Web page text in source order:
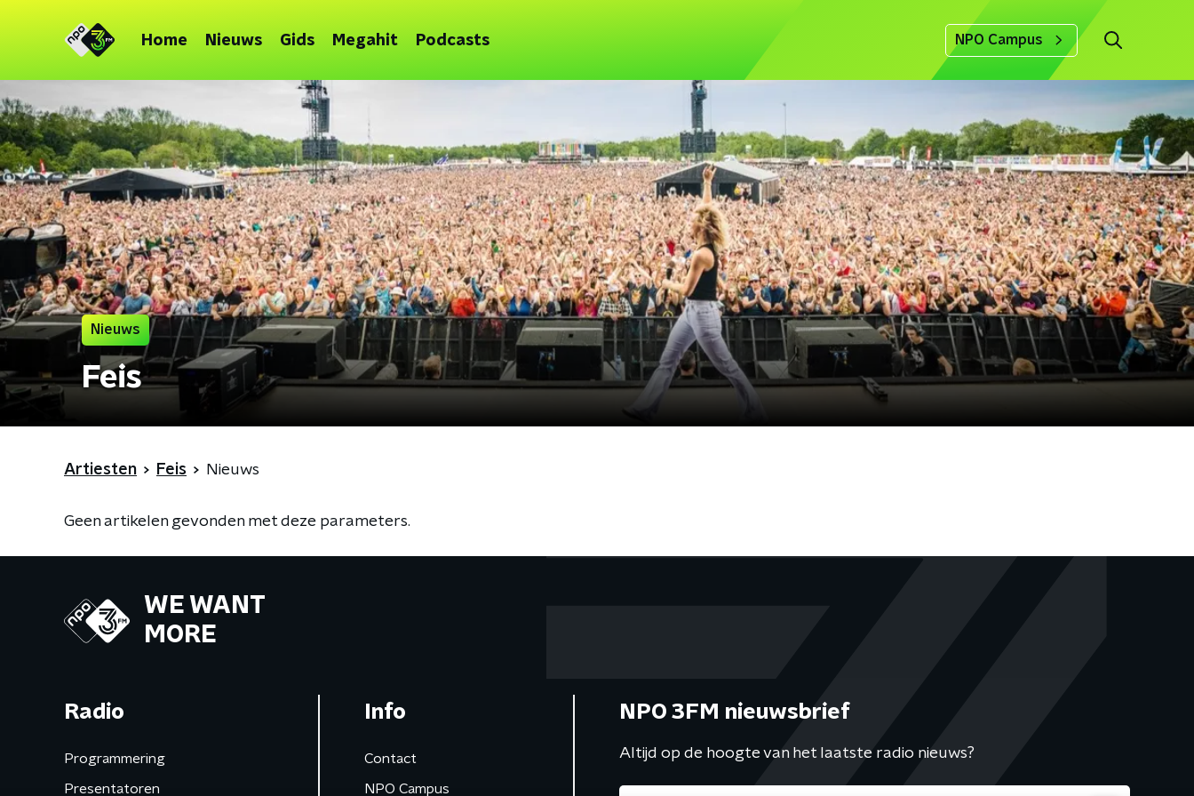
Home Nieuws Gids Megahit Podcasts NPO Campus
Nieuws
Feis
Artiesten Feis Nieuws
Geen artikelen gevonden met deze parameters.
WE WANT
MORE
Radio
Programmering
Presentatoren
Info
Contact
NPO Campus
NPO 3FM nieuwsbrief
Altijd op de hoogte van het laatste radio nieuws?